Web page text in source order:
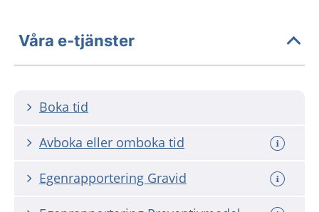
Våra e-tjänster
Boka tid
Avboka eller omboka tid
Egenrapportering Gravid